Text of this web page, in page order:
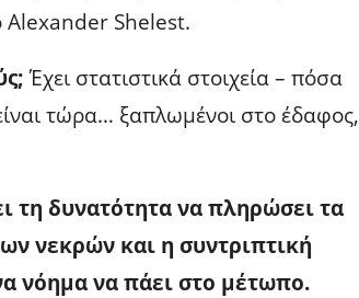
Alexander Shelest.
Έχει στατιστικά στοιχεία – πόσα
τώρα… ξαπλωμένοι στο έδαφος,
τη δυνατότητα να πληρώσει τα
νεκρών και η συντριπτική
νόημα να πάει στο μέτωπο.